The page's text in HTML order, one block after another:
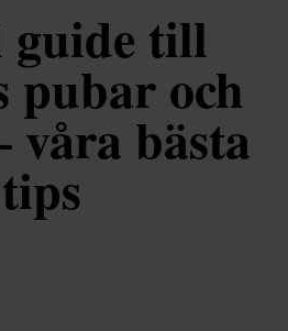
till
pubar och
våra bästa
tips